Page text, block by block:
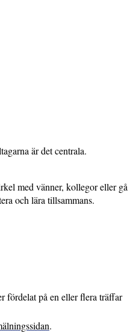
är det centrala.
med vänner, kollegor eller gå
och lära tillsammans.
fördelat på en eller flera träffar
.